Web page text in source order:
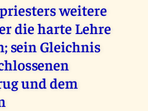
weitere
die harte Lehre
sein Gleichnis
und dem